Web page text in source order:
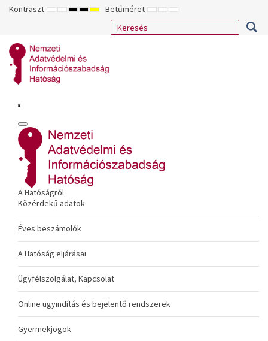
Kontraszt ALAPÉRTELMEZETT
ÉJSZAKAI
NAGY
KONTRASZTÚ
NAGY
KONTRASZTÚ
NAGY
KONTRASZTÚ
SÁRGA
FEKETE
Betűméret KISEBB
BETŰTÍPUS
ALAPÉRTELMEZETT
BETŰMÉRET
NAGYOBB
BETŰMÉRET
A Hatóságról
Közérdekű adatok
Éves beszámolók
A Hatóság eljárásai
Ügyfélszolgálat, Kapcsolat
Online ügyindítás és bejelentő rendszerek
Gyermekjogok